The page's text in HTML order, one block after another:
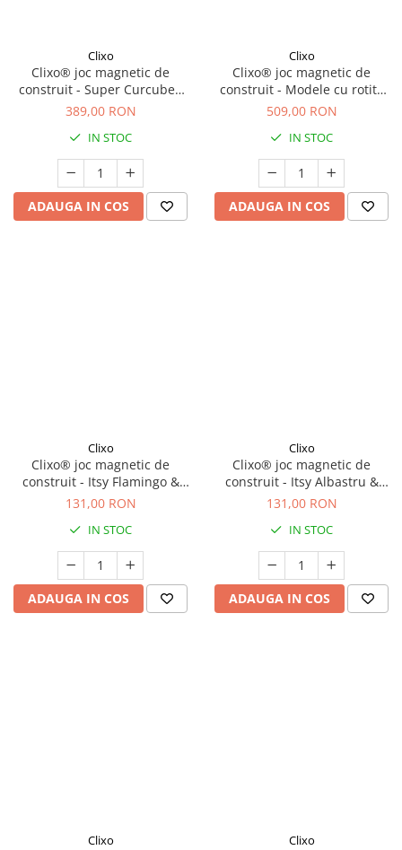
Clixo
Clixo® joc magnetic de
construit - Super Curcubeu
(60 piese)
389,00 RON
IN STOC
ADAUGA IN COS
Clixo
Clixo® joc magnetic de
construit - Modele cu rotite
(72 piese)
509,00 RON
IN STOC
ADAUGA IN COS
Clixo
Clixo® joc magnetic de
construit - Itsy Flamingo &
Turcoaz (18 piese)
131,00 RON
IN STOC
ADAUGA IN COS
Clixo
Clixo® joc magnetic de
construit - Itsy Albastru &
Verde (18 piese)
131,00 RON
IN STOC
ADAUGA IN COS
Clixo Clixo